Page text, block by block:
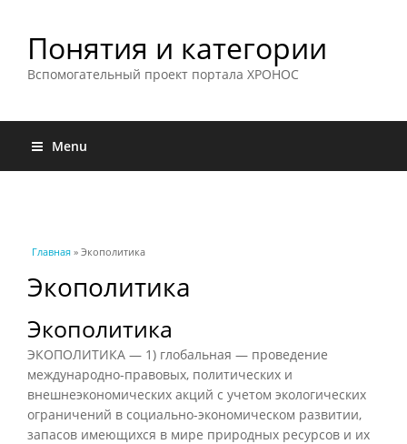
Понятия и категории
Вспомогательный проект портала ХРОНОС
Menu
Вы здесь
Главная » Экополитика
Экополитика
Экополитика
ЭКОПОЛИТИКА — 1) глобальная — проведение
международно-правовых, политических и
внешнеэкономических акций с учетом экологических
ограничений в социально-экономическом развитии,
запасов имеющихся в мире природных ресурсов и их